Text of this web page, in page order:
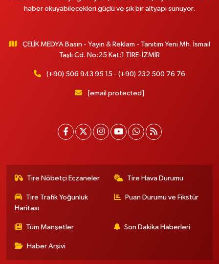
haber okuyabilecekleri güçlü ve şık bir altyapı sunuyor.
ÇELİK MEDYA Basın - Yayın & Reklam - Tanıtım Yeni Mh. İsmail
Taşlı Cd. No:25 Kat:1 TİRE-İZMİR
(+90) 506 943 95 15 - (+90) 232 500 76 76
[email protected]
Tire Nöbetçi Eczaneler Tire Hava Durumu
Tire Trafik Yoğunluk
Haritası
Puan Durumu ve Fikstür
Tüm Manşetler Son Dakika Haberleri
Haber Arşivi